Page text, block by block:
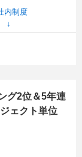
内制度
グ2位＆5年連
ェクト単位